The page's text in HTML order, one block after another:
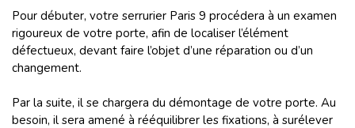
Pour débuter, votre serrurier Paris 9 procédera à un examen
rigoureux de votre porte, afin de localiser l’élément
défectueux, devant faire l’objet d’une réparation ou d’un
changement.
Par la suite, il se chargera du démontage de votre porte. Au
besoin, il sera amené à rééquilibrer les fixations, à surélever